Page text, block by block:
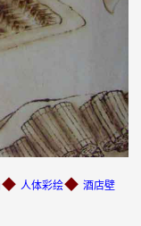
◆ 人体彩绘◆ 酒店壁